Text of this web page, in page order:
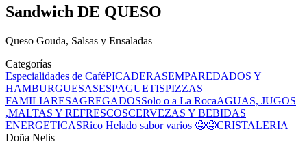
Sandwich DE QUESO
Queso Gouda, Salsas y Ensaladas
Categorías
Especialidades de CaféPICADERASEMPAREDADOS Y
HAMBURGUESASESPAGUETISPIZZAS
FAMILIARESAGREGADOSSolo o a La RocaAGUAS, JUGOS
,MALTAS Y REFRESCOSCERVEZAS Y BEBIDAS
ENERGETICASRico Helado sabor varios 🤤🤤CRISTALERIA
Doña Nelis